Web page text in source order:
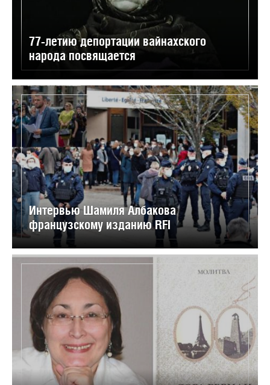
77-летию депортации вайнахского
народа посвящается
Интервью Шамиля Албакова
французскому изданию RFI